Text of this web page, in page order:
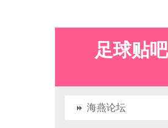
足球贴吧
海燕论坛